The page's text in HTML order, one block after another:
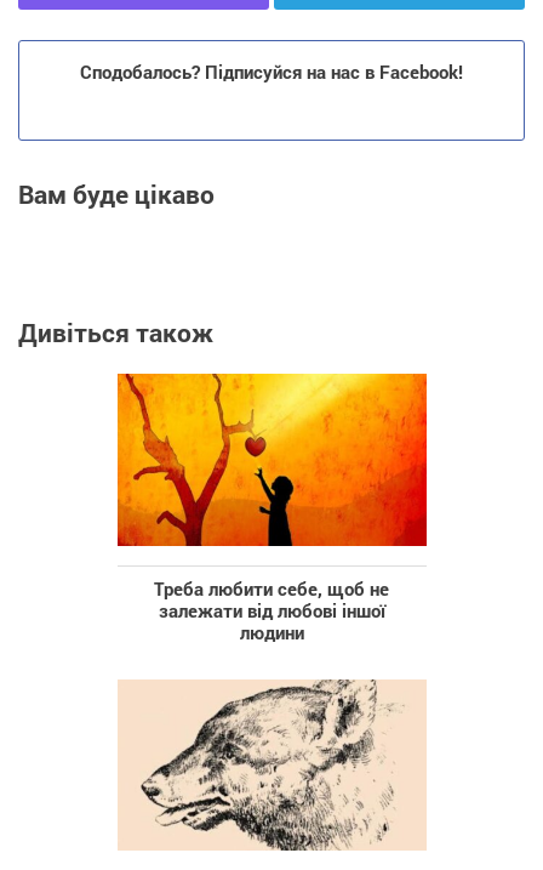
Сподобалось? Підписуйся на нас в Facebook!
Вам буде цікаво
Дивіться також
Треба любити себе, щоб не
залежати від любові іншої
людини